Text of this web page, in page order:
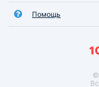
Помощь
©